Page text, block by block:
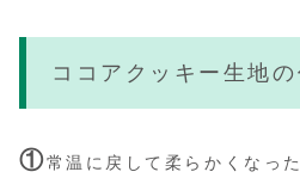
ココアクッキー生地
①常温に戻して柔らかくなっ